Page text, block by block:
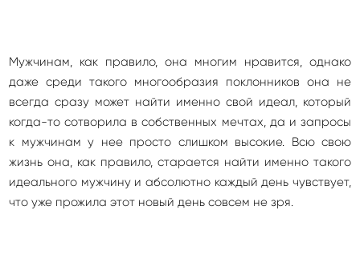
Мужчинам, как правило, она многим нравится, однако
даже среди такого многообразия поклонников она не
всегда сразу может найти именно свой идеал, который
когда-то сотворила в собственных мечтах, да и запросы
к мужчинам у нее просто слишком высокие. Всю свою
жизнь она, как правило, старается найти именно такого
идеального мужчину и абсолютно каждый день чувствует,
что уже прожила этот новый день совсем не зря.